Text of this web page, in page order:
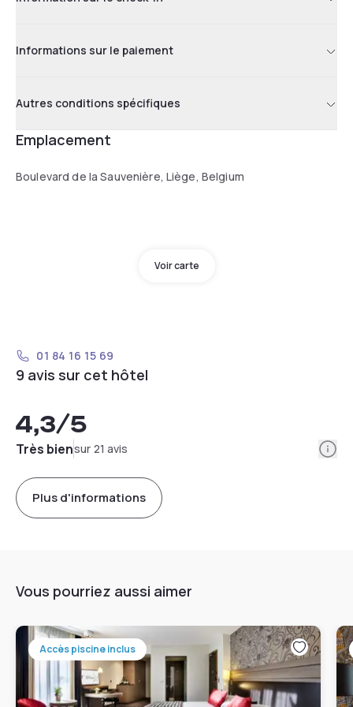
Informations sur le paiement
Autres conditions spécifiques
Emplacement
Boulevard de la Sauvenière, Liège, Belgium
Voir carte
01 84 16 15 69
9 avis sur cet hôtel
4,3/5
Très biensur 21 avis
Plus d'informations
Vous pourriez aussi aimer
Accès piscine inclus